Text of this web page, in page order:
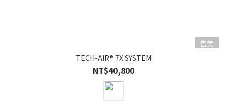
售完
TECH-AIR® 7X SYSTEM
NT$40,800